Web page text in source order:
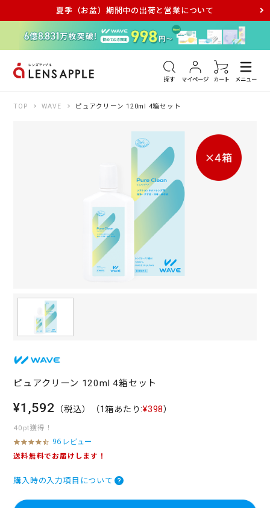
夏季（お盆）期間中の出荷と営業について
探す マイページ カート メニュー
アキュビュー メダリスト メガネ
TOP WAVE ピュアクリーン 120ml 4箱セット
ピュアクリーン 120ml 4箱セット
¥1,592 （税込） （1箱あたり:¥398）
40pt獲得！
4
.
t
96 レビュー
送料無料でお届けします！
購入時の入力項目について